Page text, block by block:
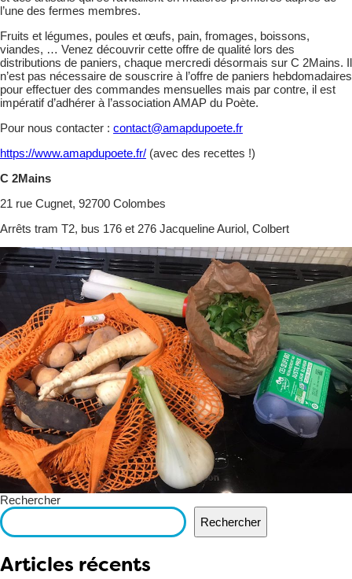
l’une des fermes membres.
Fruits et légumes, poules et œufs, pain, fromages, boissons,
viandes, … Venez découvrir cette offre de qualité lors des
distributions de paniers, chaque mercredi désormais sur C 2Mains. Il
n’est pas nécessaire de souscrire à l’offre de paniers hebdomadaires
pour effectuer des commandes mensuelles mais par contre, il est
impératif d’adhérer à l’association AMAP du Poète.
Pour nous contacter : contact@amapdupoete.fr
https://www.amapdupoete.fr/ (avec des recettes !)
C 2Mains
21 rue Cugnet, 92700 Colombes
Arrêts tram T2, bus 176 et 276 Jacqueline Auriol, Colbert
Rechercher
Rechercher
Articles récents